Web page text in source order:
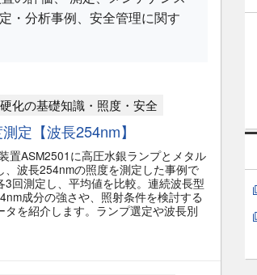
・分析事例、安全管理に関す
化の基礎知識・照度・安全
定【波長254nm】
置ASM2501に高圧水銀ランプとメタル
、波長254nmの照度を測定した事例で
回測定し、平均値を比較。連続波長型
成分の強さや、照射条件を検討する
を紹介します。ランプ選定や波長別